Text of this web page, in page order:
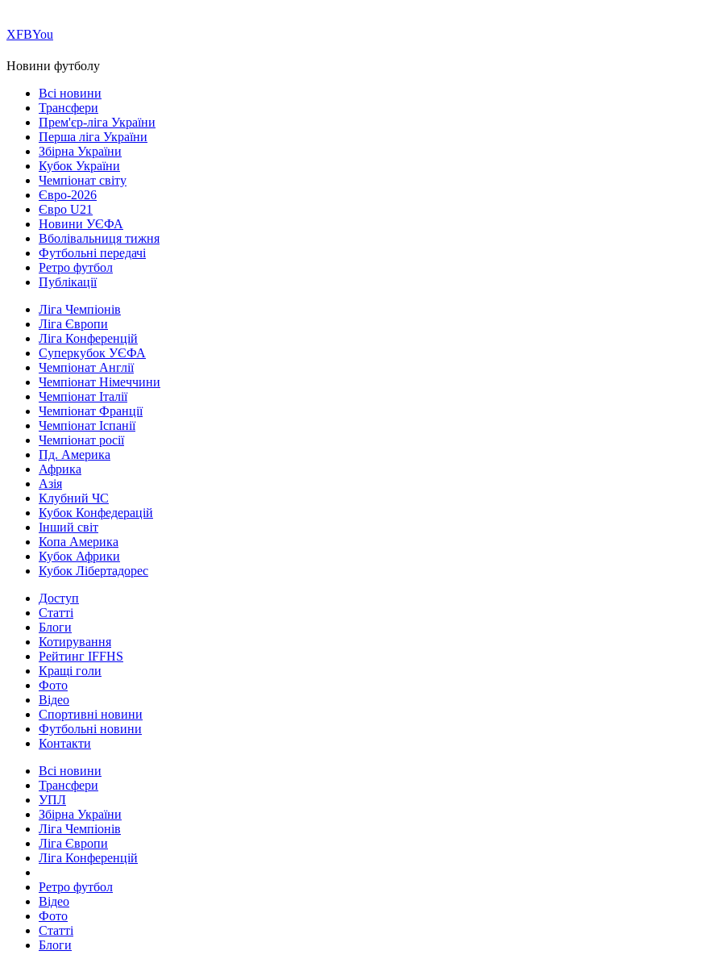
ХFBYou
Новини футболу
Всі новини
Трансфери
Прем'єр-ліга України
Перша ліга України
Збірна України
Кубок України
Чемпіонат світу
Євро-2026
Євро U21
Новини УЄФА
Вболівальниця тижня
Футбольні передачі
Ретро футбол
Публікації
Ліга Чемпіонів
Ліга Європи
Ліга Конференцій
Суперкубок УЄФА
Чемпіонат Англії
Чемпіонат Німеччини
Чемпіонат Італії
Чемпіонат Франції
Чемпіонат Іспанії
Чемпіонат росії
Пд. Америка
Африка
Азія
Клубний ЧС
Кубок Конфедерацій
Інший світ
Копа Америка
Кубок Африки
Кубок Лібертадорес
Доступ
Статті
Блоги
Котирування
Рейтинг IFFHS
Кращі голи
Фото
Відео
Спортивні новини
Футбольні новини
Контакти
Всі новини
Трансфери
УПЛ
Збірна України
Ліга Чемпіонів
Ліга Європи
Ліга Конференцій
Ретро футбол
Відео
Фото
Статті
Блоги